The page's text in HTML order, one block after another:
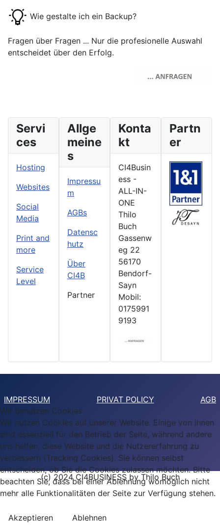
Wie gestalte ich ein Backup?
Fragen über Fragen ... Nur die profesionelle Auswahl
entscheidet über den Erfolg.
Servi
ces
Hosting
Websites
Social
Media
Print and
more
Service
Level
Allge
meine
s
Impressu
m
AGBs
Datensc
hutz
Über
CI4B
Partner
Konta
kt
CI4Busin
ess -
ALL-IN-
ONE
Thilo
Buch
Gassenw
eg 22
56170
Bendorf-
Sayn
Mobil:
0175991
9193
Partn
er
IMPRESSUM PRIVAT POLICY AGB
(c) 2024 CI4BUSINESS by Thilo Buch
Wir benutzen Cookies
Wir nutzen Cookies auf unserer Website. Einige von ihnen
sind essenziell für den Betrieb der Seite, während andere
uns helfen, diese Website und die Nutzererfahrung zu
verbessern (Tracking Cookies). Sie können selbst
entscheiden, ob Sie die Cookies zulassen möchten. Bitte
beachten Sie, dass bei einer Ablehnung womöglich nicht
mehr alle Funktionalitäten der Seite zur Verfügung stehen.
Akzeptieren Ablehnen